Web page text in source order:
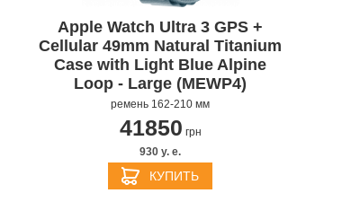
Apple Watch Ultra 3 GPS +
Cellular 49mm Natural Titanium
Case with Light Blue Alpine
Loop - Large (MEWP4)
ремень 162-210 мм
41850 грн
930 y. e.
КУПИТЬ